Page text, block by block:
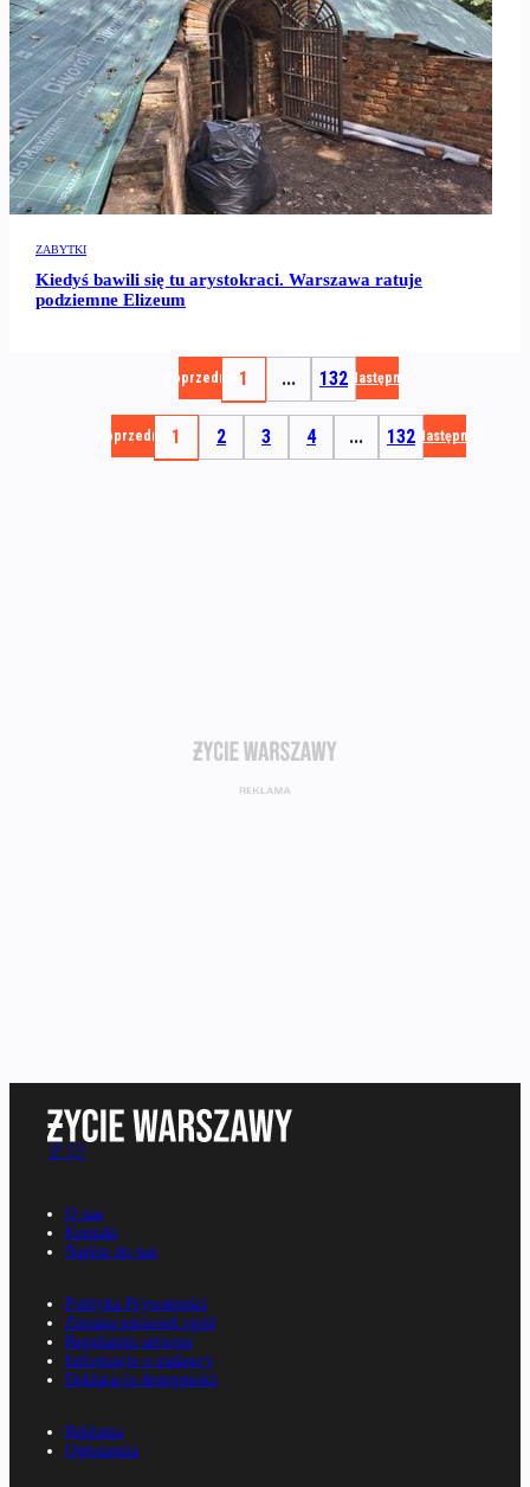
ZABYTKI
Kiedyś bawili się tu arystokraci. Warszawa ratuje
podziemne Elizeum
Poprzednia 1 ... 132 Następna
Poprzednia 1 2 3 4 ... 132 Następna
O nas
Kontakt
Napisz do nas
Polityka Prywatności
Zmiana ustawień zgód
Regulamin serwisu
Informacje o nadawcy
Deklaracja dostępności
Reklama
Ogłoszenia